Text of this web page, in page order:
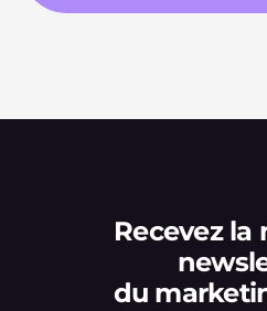
Recevez la
du